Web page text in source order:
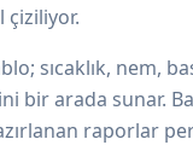
sıcaklık, nem,
bir arada sunar.
raporlar